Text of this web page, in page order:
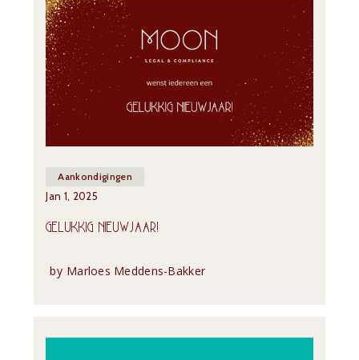
Aankondigingen
Jan 1, 2025
GELUKKIG NIEUWJAAR!
by Marloes Meddens-Bakker